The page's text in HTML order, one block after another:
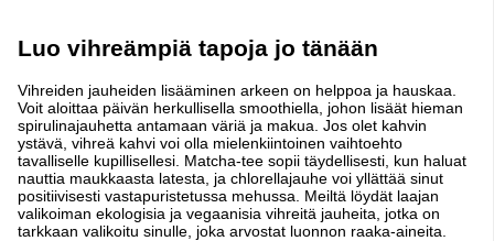
Luo vihreämpiä tapoja jo tänään
Vihreiden jauheiden lisääminen arkeen on helppoa ja hauskaa.
Voit aloittaa päivän herkullisella smoothiella, johon lisäät hieman
spirulinajauhetta antamaan väriä ja makua. Jos olet kahvin
ystävä, vihreä kahvi voi olla mielenkiintoinen vaihtoehto
tavalliselle kupillisellesi. Matcha-tee sopii täydellisesti, kun haluat
nauttia maukkaasta latesta, ja chlorellajauhe voi yllättää sinut
positiivisesti vastapuristetussa mehussa. Meiltä löydät laajan
valikoiman ekologisia ja vegaanisia vihreitä jauheita, jotka on
tarkkaan valikoitu sinulle, joka arvostat luonnon raaka-aineita.